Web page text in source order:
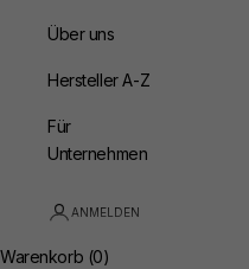
Über uns
Hersteller A-Z
Für
Unternehmen
ANMELDEN
Warenkorb (0)